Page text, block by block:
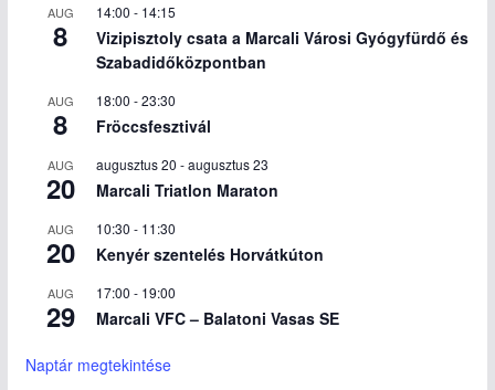
AUG
8
14:00 - 14:15
Vizipisztoly csata a Marcali Városi Gyógyfürdő és
Szabadidőközpontban
AUG
8
18:00 -23:30
Fröccsfesztivál
AUG
20
augusztus 20 -augusztus 23
Marcali Triatlon Maraton
AUG
20
10:30 - 11:30
Kenyér szentelés Horvátkúton
AUG
29
17:00 - 19:00
Marcali VFC – Balatoni Vasas SE
Naptár megtekintése